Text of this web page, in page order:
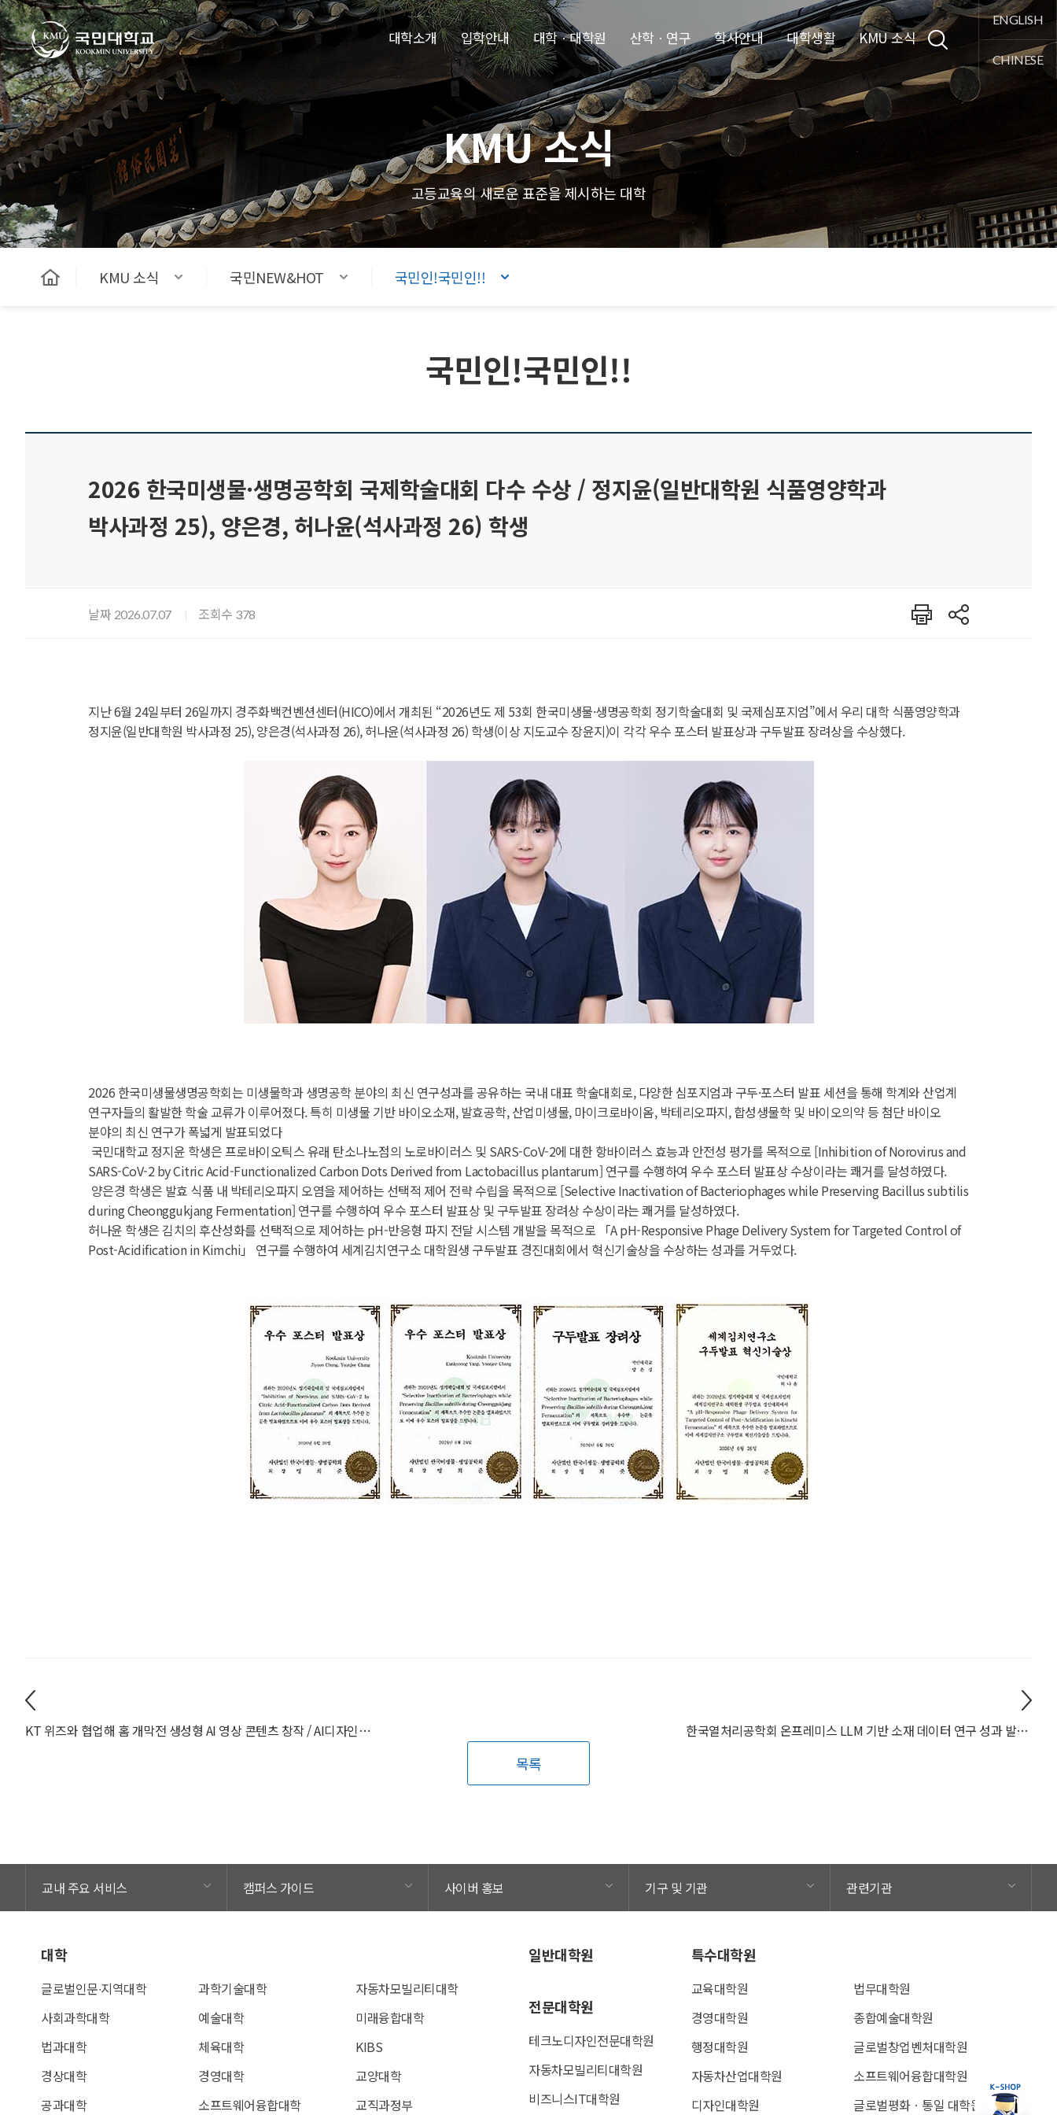
주메뉴 바로가기
본문내용 바로가기
푸터 바로가기
국민대학교
대학소개 입학안내 대학ㆍ대학원 산학ㆍ연구 학사안내 대학생활 KMU 소식
통합검색
ENGLISH
CHINESE
KMU 소식
고등교육의 새로운 표준을 제시하는 대학
KMU 소식 국민NEW&HOT 국민인!국민인!!
국민인!국민인!!
2026 한국미생물·생명공학회 국제학술대회 다수 수상 / 정지윤(일반대학원 식품영양학과
박사과정 25), 양은경, 허나윤(석사과정 26) 학생
날짜 2026.07.07 조회수 378 인쇄 공유
지난 6월 24일부터 26일까지 경주화백컨벤션센터(HICO)에서 개최된 “2026년도 제 53회 한국미생물·생명공학회 정기학술대회 및 국제심포지엄”에서 우리 대학 식품영양학과
정지윤(일반대학원 박사과정 25), 양은경(석사과정 26), 허나윤(석사과정 26) 학생(이상 지도교수 장윤지)이 각각 우수 포스터 발표상과 구두발표 장려상을 수상했다.
2026 한국미생물생명공학회는 미생물학과 생명공학 분야의 최신 연구성과를 공유하는 국내 대표 학술대회로, 다양한 심포지엄과 구두·포스터 발표 세션을 통해 학계와 산업계
연구자들의 활발한 학술 교류가 이루어졌다. 특히 미생물 기반 바이오소재, 발효공학, 산업미생물, 마이크로바이옴, 박테리오파지, 합성생물학 및 바이오의약 등 첨단 바이오
분야의 최신 연구가 폭넓게 발표되었다
국민대학교 정지윤 학생은 프로바이오틱스 유래 탄소나노점의 노로바이러스 및 SARS-CoV-2에 대한 항바이러스 효능과 안전성 평가를 목적으로 [Inhibition of Norovirus and
SARS-CoV-2 by Citric Acid-Functionalized Carbon Dots Derived from Lactobacillus plantarum] 연구를 수행하여 우수 포스터 발표상 수상이라는 쾌거를 달성하였다.
양은경 학생은 발효 식품 내 박테리오파지 오염을 제어하는 선택적 제어 전략 수립을 목적으로 [Selective Inactivation of Bacteriophages while Preserving Bacillus subtilis
during Cheonggukjang Fermentation] 연구를 수행하여 우수 포스터 발표상 및 구두발표 장려상 수상이라는 쾌거를 달성하였다.
허나윤 학생은 김치의 후산성화를 선택적으로 제어하는 pH-반응형 파지 전달 시스템 개발을 목적으로 「A pH-Responsive Phage Delivery System for Targeted Control of
Post-Acidification in Kimchi」 연구를 수행하여 세계김치연구소 대학원생 구두발표 경진대회에서 혁신기술상을 수상하는 성과를 거두었다.
KT 위즈와 협업해 홈 개막전 생성형 AI 영상 콘텐츠 창작 / AI디자인랩 및 AI디자인학과 학생들 한국열처리공학회 온프레미스 LLM 기반 소재 데이터 연구 성과 발표 / 인공지능재료설계연구실 학생들
목록
교내 주요 서비스 캠퍼스 가이드 사이버 홍보 기구 및 기관 관련기관
대학
글로벌인문∙지역대학
사회과학대학
법과대학
경상대학
공과대학
과학기술대학
예술대학
체육대학
경영대학
소프트웨어융합대학
자동차모빌리티대학
미래융합대학
KIBS
교양대학
교직과정부
일반대학원
전문대학원
테크노디자인전문대학원
자동차모빌리티대학원
비즈니스IT대학원
특수대학원
교육대학원
경영대학원
행정대학원
자동차산업대학원
디자인대학원
법무대학원
종합예술대학원
글로벌창업벤처대학원
소프트웨어융합대학원
글로벌평화ㆍ통일 대학원